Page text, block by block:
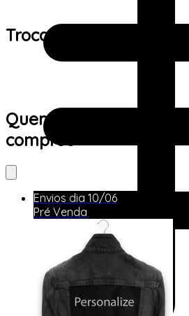
Trocas e devoluções:
Quem viu este produto
comprou